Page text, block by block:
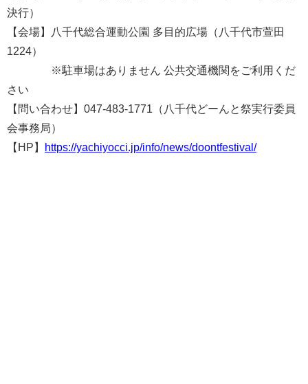
決行）
【会場】八千代総合運動公園 多目的広場（八千代市萱田
1224）
※駐車場はありません 公共交通機関をご利用くだ
さい
【問い合わせ】047-483-1771（八千代どーんと祭実行委員
会事務局）
【HP】
https://yachiyocci.jp/info/news/doontfestival/